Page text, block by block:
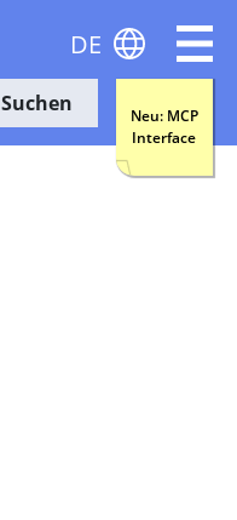
Suchen
Neu: MCP
Interface
DE